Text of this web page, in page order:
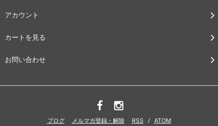
アカウント
カートを見る
お問い合わせ
ブログ メルマガ登録・解除 RSS / ATOM